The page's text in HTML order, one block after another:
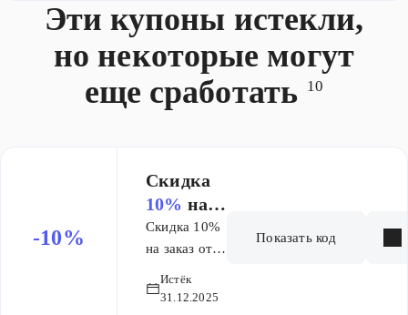
от 10 000
рублей; 3 000
рублей – при
покупке от 15
Без
ограничений
на количество
покупок. Не
другими
Эти купоны истекли,
но некоторые могут
еще сработать
10
-10%
Скидка
10% на
заказ.
Скидка 10%
на заказ от
Не
Истёк
31.12.2025
Показать код